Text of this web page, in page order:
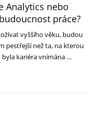
Analytics nebo
práce?
vyššího věku, budou
pestřejší než ta, na kterou
byla kariéra vnímána …